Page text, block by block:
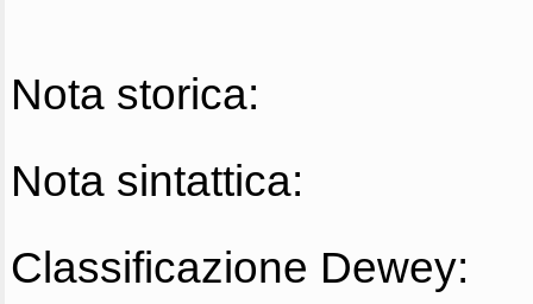
Nota storica:
Nota sintattica:
Classificazione Dewey: